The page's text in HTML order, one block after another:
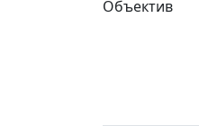
Объектив